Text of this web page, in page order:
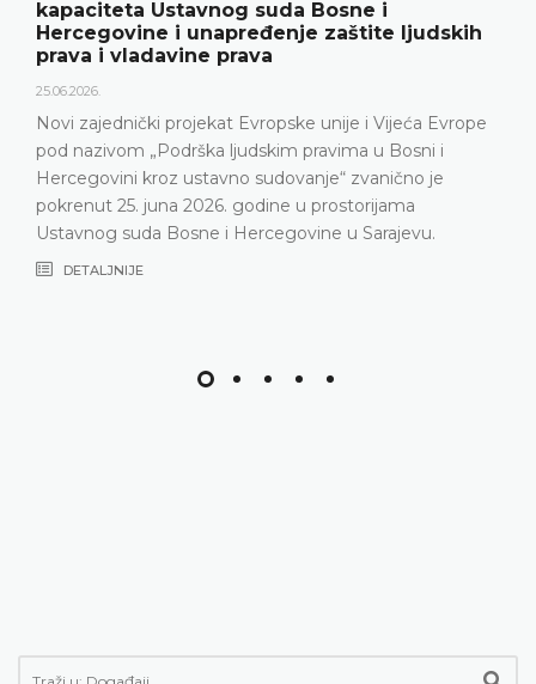
Evrope
18.05.2026.
Ustavni sud Bosne i Hercegovine je 15. maja
Ustavnog suda u 2025. godini, ali i izazovi s
Ustavni sud suočava posljednjih godina,
nepopunjenosti sudijskog sastava
DETALJNIJE